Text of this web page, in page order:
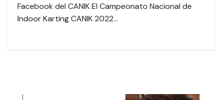
Facebook del CANIK El Campeonato Nacional de
Indoor Karting CANIK 2022…